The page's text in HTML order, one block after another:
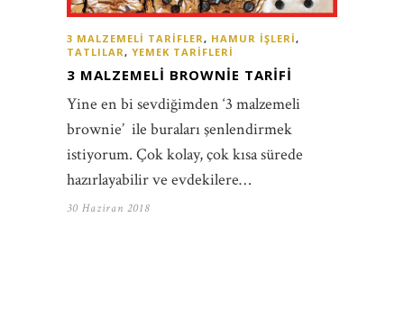
3 MALZEMELI TARIFLER, HAMUR İŞLERI,
TATLILAR, YEMEK TARIFLERI
3 MALZEMELI BROWNIE TARIFI
Yine en bi sevdiğimden ‘3 malzemeli
brownie’ ile buraları şenlendirmek
istiyorum. Çok kolay, çok kısa sürede
hazırlayabilir ve evdekilere…
30 Haziran 2018